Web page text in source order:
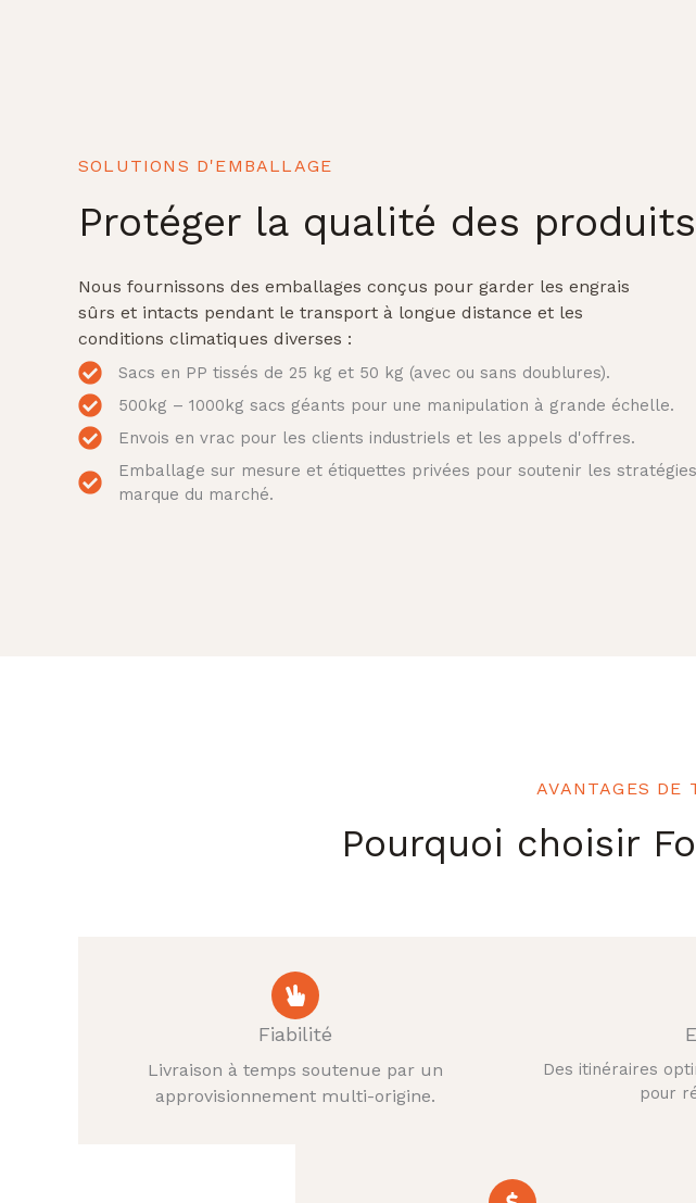
SOLUTIONS D'EMBALLAGE
Protéger la qualité des produits
Nous fournissons des emballages conçus pour garder les engrais
sûrs et intacts pendant le transport à longue distance et les
conditions climatiques diverses :
Sacs en PP tissés de 25 kg et 50 kg (avec ou sans doublures).
500kg – 1000kg sacs géants pour une manipulation à grande échelle.
Envois en vrac pour les clients industriels et les appels d'offres.
Emballage sur mesure et étiquettes privées pour soutenir les
marque du marché.
AVANTAGES DE
Pourquoi choisir
Fiabilité
Livraison à temps soutenue par un
approvisionnement multi-origine.
Des itinéraires
pour